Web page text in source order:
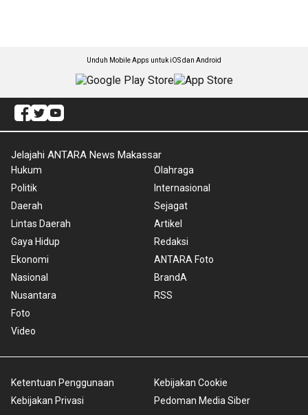
Unduh Mobile Apps untuk iOS dan Android
Jelajahi ANTARA News Makassar
Hukum
Politik
Daerah
Lintas Daerah
Gaya Hidup
Ekonomi
Nasional
Nusantara
Foto
Video
Olahraga
Internasional
Sejagat
Artikel
Redaksi
ANTARA Foto
BrandA
RSS
Ketentuan Penggunaan
Kebijakan Privasi
Kebijakan Cookie
Pedoman Media Siber